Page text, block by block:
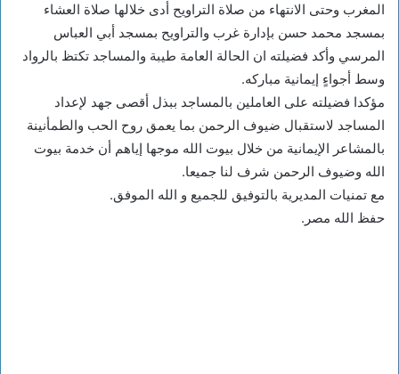
المغرب وحتى الانتهاء من صلاة التراويح أدى خلالها صلاة العشاء
بمسجد محمد حسن بإدارة غرب والتراويح بمسجد أبي العباس
المرسي وأكد فضيلته ان الحالة العامة طيبة والمساجد تكتظ بالرواد
وسط أجواءٍ إيمانية مباركه.
مؤكدا فضيلته على العاملين بالمساجد ببذل أقصى جهد لإعداد
المساجد لاستقبال ضيوف الرحمن بما يعمق روح الحب والطمأنينة
بالمشاعر الإيمانية من خلال بيوت الله موجها إياهم أن خدمة بيوت
الله وضيوف الرحمن شرف لنا جميعا.
مع تمنيات المديرية بالتوفيق للجميع و الله الموفق.
حفظ الله مصر.